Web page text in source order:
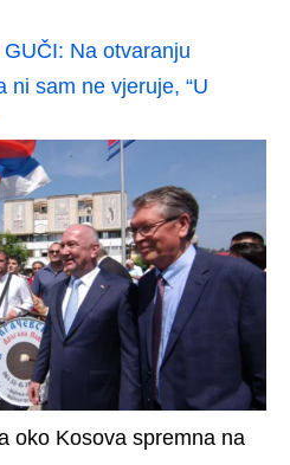
Na otvaranju
ni sam ne vjeruje, “U
oko Kosova spremna na